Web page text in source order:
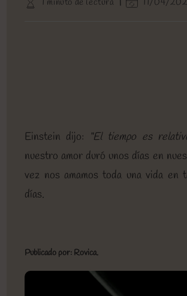
entrada:
entrada:
la
1 minuto de lectura 11/04/
Einstein dijo: “El tiempo es
nuestro amor duró unos días en
vez nos amamos toda una vida en
días.
Publicado por: Rovica.